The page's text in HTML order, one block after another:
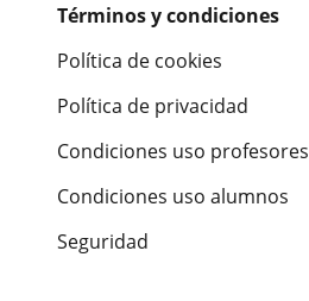
Términos y condiciones
Política de cookies
Política de privacidad
Condiciones uso profesores
Condiciones uso alumnos
Seguridad